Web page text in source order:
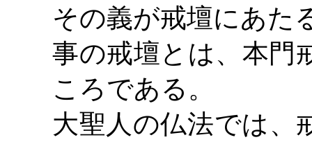
その義が戒壇にあた
事の戒壇とは、本門
ころである。
大聖人の仏法では、